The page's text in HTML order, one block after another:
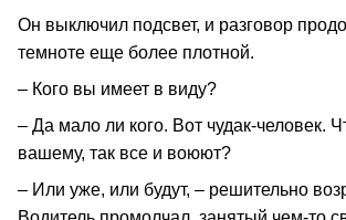
Он выключил подсвет, и разговор
темноте еще более плотной.
– Кого вы имеет в виду?
– Да мало ли кого. Вот чудак-человек.
вашему, так все и воюют?
– Или уже, или будут, – решительно